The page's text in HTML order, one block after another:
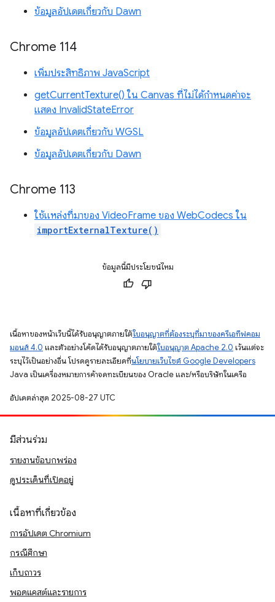
ข้อมูลอัปเดตเกี่ยวกับ Dawn
Chrome 114
เพิ่มประสิทธิภาพ JavaScript
getCurrentTexture() ใน Canvas ที่ไม่ได้กำหนดค่าจะ
แสดง InvalidStateError
ข้อมูลอัปเดตเกี่ยวกับ WGSL
ข้อมูลอัปเดตเกี่ยวกับ Dawn
Chrome 113
ใช้แหล่งที่มาของ VideoFrame ของ WebCodecs ใน
importExternalTexture()
ข้อมูลนี้มีประโยชน์ไหม
เนื้อหาของหน้าเว็บนี้ได้รับอนุญาตภายใต้ใบอนุญาตที่ต้องระบุที่มาของครีเอทีฟคอม
มอนส์ 4.0 และตัวอย่างโค้ดได้รับอนุญาตภายใต้ใบอนุญาต Apache 2.0 เว้นแต่จะ
ระบุไว้เป็นอย่างอื่น โปรดดูรายละเอียดที่นโยบายเว็บไซต์ Google Developers
Java เป็นเครื่องหมายการค้าจดทะเบียนของ Oracle และ/หรือบริษัทในเครือ
อัปเดตล่าสุด 2025-08-27 UTC
มีส่วนร่วม
รายงานข้อบกพร่อง
ดูประเด็นที่เปิดอยู่
เนื้อหาที่เกี่ยวข้อง
การอัปเดต Chromium
กรณีศึกษา
เก็บถาวร
พอดแคสต์และรายการ